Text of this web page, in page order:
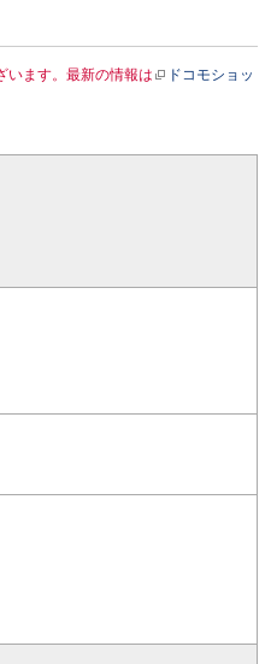
います。最新の情報は
ドコモショッ